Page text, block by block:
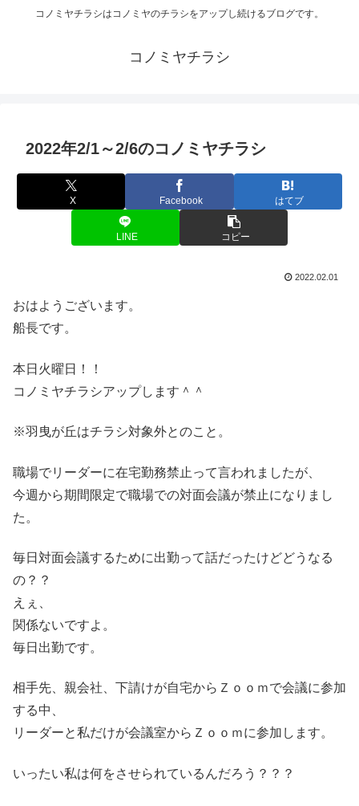
コノミヤチラシはコノミヤのチラシをアップし続けるブログです。
コノミヤチラシ
2022年2/1～2/6のコノミヤチラシ
X Facebook はてブ
LINE コピー
2022.02.01
おはようございます。
船長です。
本日火曜日！！
コノミヤチラシアップします＾＾
※羽曳が丘はチラシ対象外とのこと。
職場でリーダーに在宅勤務禁止って言われましたが、
今週から期間限定で職場での対面会議が禁止になりまし
た。
毎日対面会議するために出勤って話だったけどどうなる
の？？
えぇ、
関係ないですよ。
毎日出勤です。
相手先、親会社、下請けが自宅からＺｏｏｍで会議に参加
する中、
リーダーと私だけが会議室からＺｏｏｍに参加します。
いったい私は何をさせられているんだろう？？？